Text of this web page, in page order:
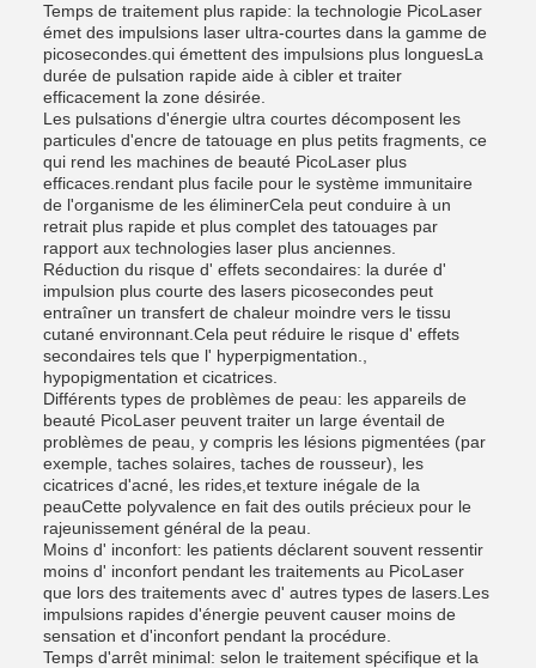
Temps de traitement plus rapide: la technologie PicoLaser
émet des impulsions laser ultra-courtes dans la gamme de
picosecondes.qui émettent des impulsions plus longuesLa
durée de pulsation rapide aide à cibler et traiter
efficacement la zone désirée.
Les pulsations d'énergie ultra courtes décomposent les
particules d'encre de tatouage en plus petits fragments, ce
qui rend les machines de beauté PicoLaser plus
efficaces.rendant plus facile pour le système immunitaire
de l'organisme de les éliminerCela peut conduire à un
retrait plus rapide et plus complet des tatouages par
rapport aux technologies laser plus anciennes.
Réduction du risque d' effets secondaires: la durée d'
impulsion plus courte des lasers picosecondes peut
entraîner un transfert de chaleur moindre vers le tissu
cutané environnant.Cela peut réduire le risque d' effets
secondaires tels que l' hyperpigmentation.,
hypopigmentation et cicatrices.
Différents types de problèmes de peau: les appareils de
beauté PicoLaser peuvent traiter un large éventail de
problèmes de peau, y compris les lésions pigmentées (par
exemple, taches solaires, taches de rousseur), les
cicatrices d'acné, les rides,et texture inégale de la
peauCette polyvalence en fait des outils précieux pour le
rajeunissement général de la peau.
Moins d' inconfort: les patients déclarent souvent ressentir
moins d' inconfort pendant les traitements au PicoLaser
que lors des traitements avec d' autres types de lasers.Les
impulsions rapides d'énergie peuvent causer moins de
sensation et d'inconfort pendant la procédure.
Temps d'arrêt minimal: selon le traitement spécifique et la